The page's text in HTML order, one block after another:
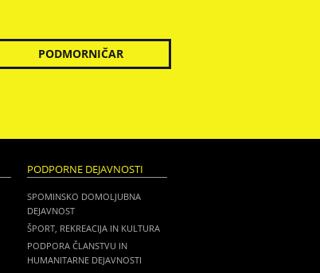
PODMORNIČAR
PODPORNE DEJAVNOSTI
SPOMINSKO DOMOLJUBNA
DEJAVNOST
ŠPORT, REKREACIJA IN KULTURA
PODPORA ČLANSTVU IN
HUMANITARNE DEJAVNOSTI